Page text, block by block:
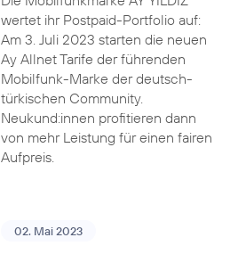
wertet ihr Postpaid-Portfolio auf:
Am 3. Juli 2023 starten die neuen
Ay Allnet Tarife der führenden
Mobilfunk-Marke der deutsch-
türkischen Community.
Neukund:innen profitieren dann
von mehr Leistung für einen fairen
Aufpreis.
02. Mai 2023